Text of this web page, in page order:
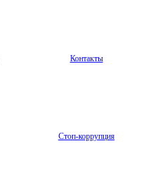
Контакты
Стоп-коррупция